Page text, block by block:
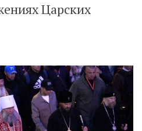
Царских